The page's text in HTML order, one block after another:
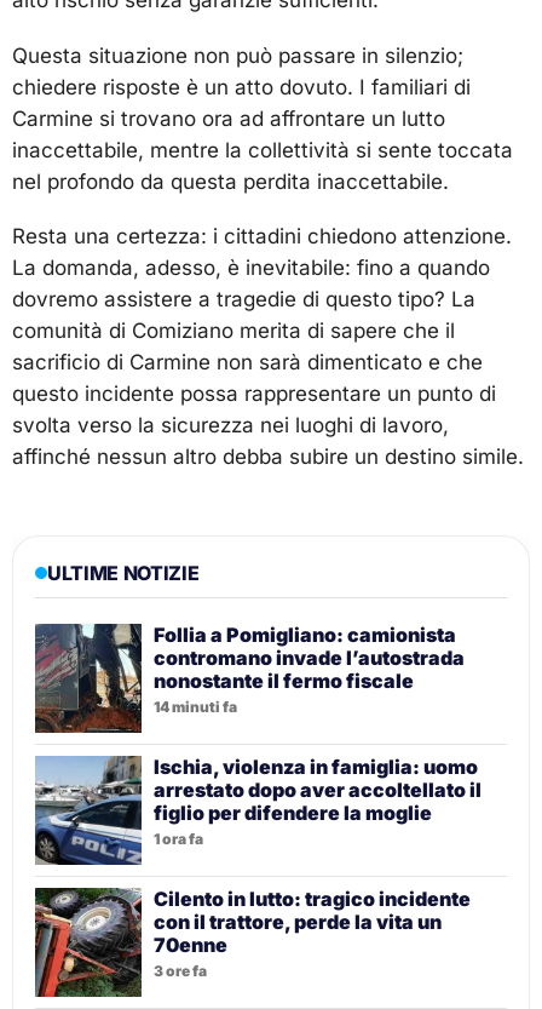
Questa situazione non può passare in silenzio;
chiedere risposte è un atto dovuto. I familiari di
Carmine si trovano ora ad affrontare un lutto
inaccettabile, mentre la collettività si sente toccata
nel profondo da questa perdita inaccettabile.
Resta una certezza: i cittadini chiedono attenzione.
La domanda, adesso, è inevitabile: fino a quando
dovremo assistere a tragedie di questo tipo? La
comunità di Comiziano merita di sapere che il
sacrificio di Carmine non sarà dimenticato e che
questo incidente possa rappresentare un punto di
svolta verso la sicurezza nei luoghi di lavoro,
affinché nessun altro debba subire un destino simile.
ULTIME NOTIZIE
Follia a Pomigliano: camionista
contromano invade l’autostrada
nonostante il fermo fiscale
14 minuti fa
Ischia, violenza in famiglia: uomo
arrestato dopo aver accoltellato il
figlio per difendere la moglie
1 ora fa
Cilento in lutto: tragico incidente
con il trattore, perde la vita un
70enne
3 ore fa